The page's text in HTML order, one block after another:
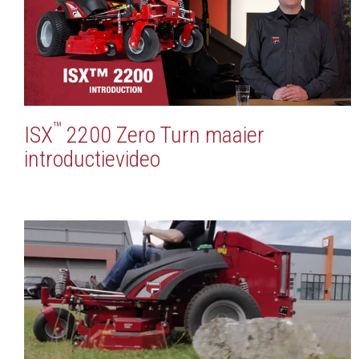
ISX™ 2200 Zero Turn maaier
introductievideo